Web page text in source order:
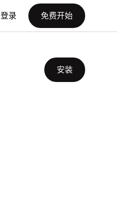
登录 免费开始
安装